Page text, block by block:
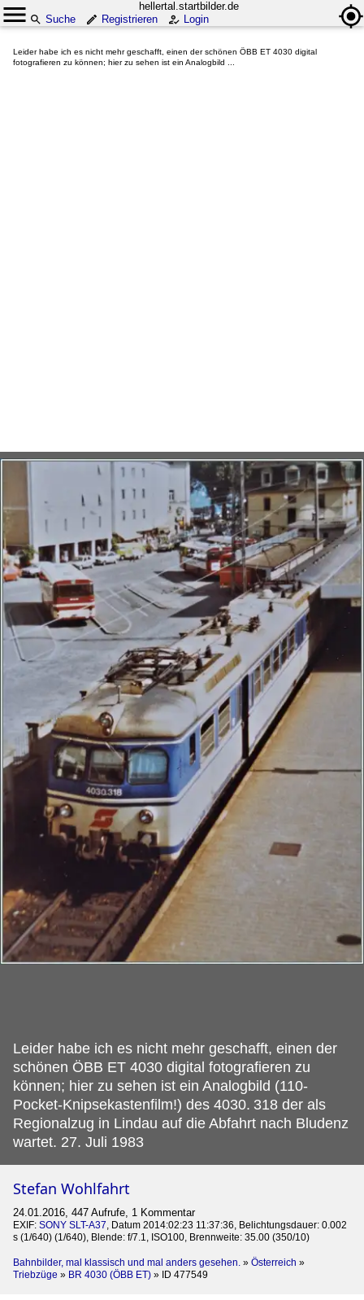
hellertal.startbilder.de
Suche
Registrieren Login
Leider habe ich es nicht mehr geschafft, einen der schönen ÖBB ET 4030 digital
fotografieren zu können; hier zu sehen ist ein Analogbild ...
Leider habe ich es nicht mehr geschafft, einen der
schönen ÖBB ET 4030 digital fotografieren zu
können; hier zu sehen ist ein Analogbild (110-
Pocket-Knipsekastenfilm!) des 4030. 318 der als
Regionalzug in Lindau auf die Abfahrt nach Bludenz
wartet. 27. Juli 1983
Stefan Wohlfahrt
24.01.2016, 447 Aufrufe, 1 Kommentar
EXIF: SONY SLT-A37, Datum 2014:02:23 11:37:36, Belichtungsdauer: 0.002
s (1/640) (1/640), Blende: f/7.1, ISO100, Brennweite: 35.00 (350/10)
Bahnbilder, mal klassisch und mal anders gesehen. » Österreich »
Triebzüge » BR 4030 (ÖBB ET) » ID 477549